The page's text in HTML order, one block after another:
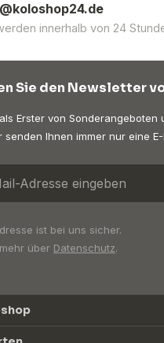
innerhalb von 24
Sie den Newsletter
Erster von Sonderangeboten
senden Ihnen immer nur eine
ist bei uns sicher.
über Datenschutz.